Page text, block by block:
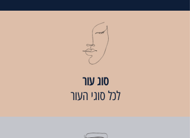
סוג עור
לכל סוגי העור